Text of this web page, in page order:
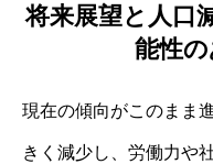
将来展望と人口
能性
現在の傾向がこのまま
きく減少し、労働力や